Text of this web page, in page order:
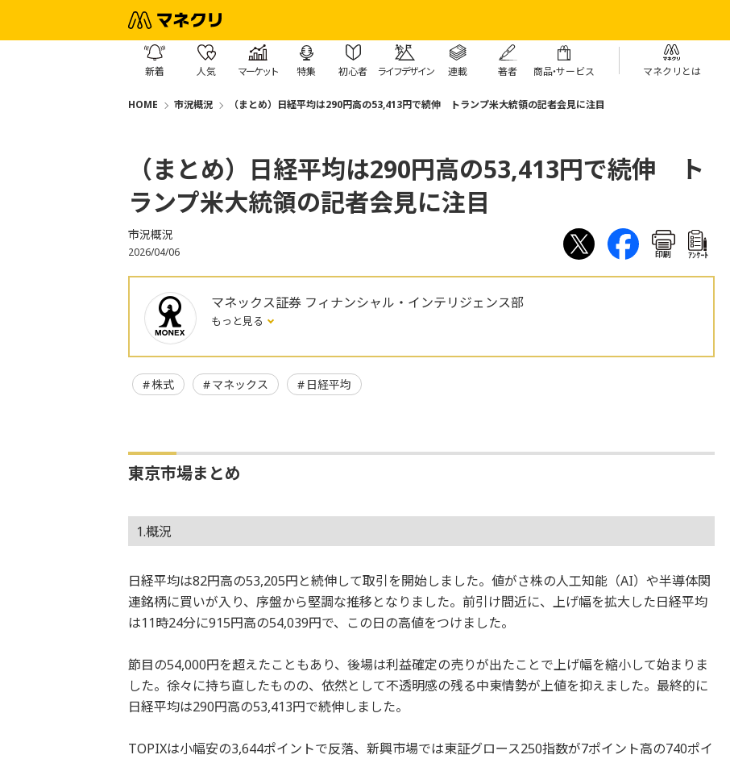
新着 人気 マーケット 特集 初心者 ライフデザイン 連載 著者 商品・サービス マネクリとは
HOME 市況概況 （まとめ）日経平均は290円高の53,413円で続伸 トランプ米大統領の記者会見に注目
（まとめ）日経平均は290円高の53,413円で続伸 ト
ランプ米大統領の記者会見に注目
市況概況
2026/04/06 印刷 ｱﾝｹｰﾄ
マネックス証券 フィナンシャル・インテリジェンス部
もっと見る
株式 マネックス 日経平均
東京市場まとめ
1.概況
日経平均は82円高の53,205円と続伸して取引を開始しました。値がさ株の人工知能（AI）や半導体関
連銘柄に買いが入り、序盤から堅調な推移となりました。前引け間近に、上げ幅を拡大した日経平均
は11時24分に915円高の54,039円で、この日の高値をつけました。
節目の54,000円を超えたこともあり、後場は利益確定の売りが出たことで上げ幅を縮小して始まりま
した。徐々に持ち直したものの、依然として不透明感の残る中東情勢が上値を抑えました。最終的に
日経平均は290円高の53,413円で続伸しました。
TOPIXは小幅安の3,644ポイントで反落、新興市場では東証グロース250指数が7ポイント高の740ポイ